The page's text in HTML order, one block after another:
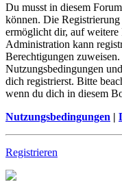
Du musst in diesem
können. Die
ermöglicht dir, auf
Administration kann
Berechtigungen
Nutzungsbedingungen
dich registrierst. Bitte
wenn du dich in diesem
Nutzungsbedingungen |
Registrieren